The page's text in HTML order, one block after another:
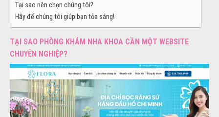
Tại sao nên chọn chúng tôi?
Hãy để chúng tôi giúp bạn tỏa sáng!
TẠI SAO PHÒNG KHÁM NHA KHOA CẦN MỘT WEBSITE
CHUYÊN NGHIỆP?